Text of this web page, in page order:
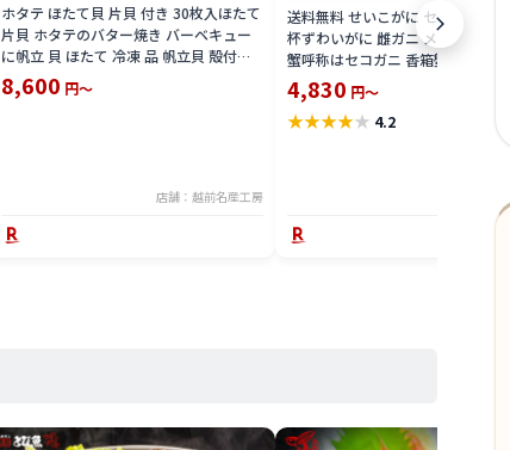
ホタテ ほたて貝 片貝 付き 30枚入ほたて
片貝 ホタテのバター焼き バーベキュー
に帆立 貝 ほたて 冷凍 品 帆立貝 殻付き
ホタテ貝 要 加熱調理 ホタテ 殻付き 限定
楽天 通販 価格 特価 販売 お土産
8,600 円～
店舗：越前名産工房
送料無料 せいこがに セイコ 蟹Mサ
杯ずわいがに 雌ガニ メス ガニ が
蟹呼称はセコガニ 香箱蟹 こっぺが
こがに 親がに メガニ コウバコガニ
に せこ蟹 こうばこがに 香箱ガニ
子限定 楽天 通販 価格 特価 販売
4,830 円～
★★★★★ 4.2
店舗：越前